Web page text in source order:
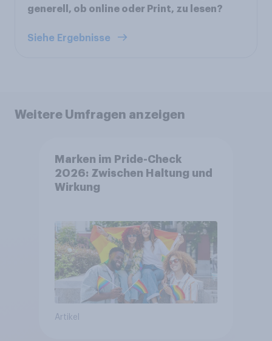
generell, ob online oder Print, zu lesen?
Siehe Ergebnisse
Weitere Umfragen anzeigen
Marken im Pride-Check
2026: Zwischen Haltung und
Wirkung
Artikel